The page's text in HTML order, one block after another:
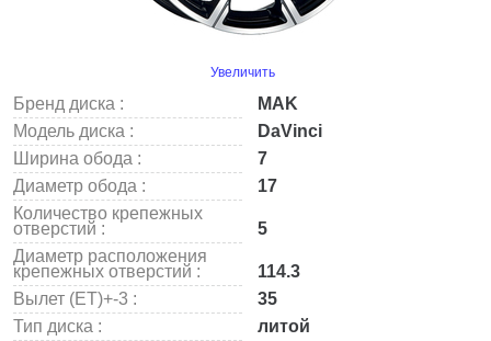
Увеличить
Бренд диска :
MAK
Модель диска :
DaVinci
Ширина обода :
7
Диаметр обода :
17
Количество крепежных
отверстий :
5
Диаметр расположения
крепежных отверстий :
114.3
Вылет (ET)+-3 :
35
Тип диска :
литой